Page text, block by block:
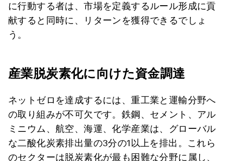
に行動する者は、市場を定義するルール形成に貢
献すると同時に、リターンを獲得できるでしょ
う。
産業脱炭素化に向けた資金調達
ネットゼロを達成するには、重工業と運輸分野へ
の取り組みが不可欠です。鉄鋼、セメント、アル
ミニウム、航空、海運、化学産業は、グローバル
な二酸化炭素排出量の3分の1以上を排出。これら
のセクターは脱炭素化が最も困難な分野に属し、